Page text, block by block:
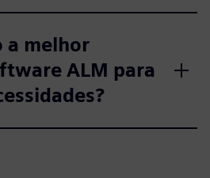
a melhor
ALM para